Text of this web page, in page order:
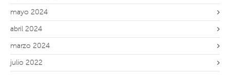
mayo 2024
abril 2024
marzo 2024
julio 2022